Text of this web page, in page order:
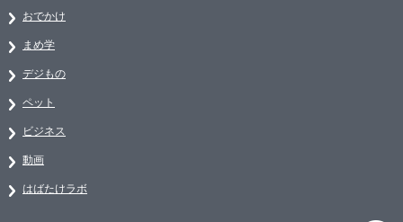
おでかけ
まめ学
デジもの
ペット
ビジネス
動画
はばたけラボ